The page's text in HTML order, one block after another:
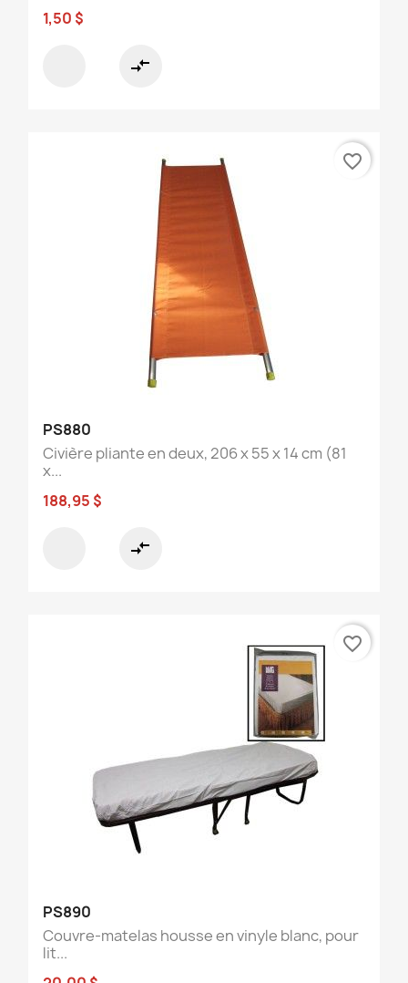
1,50 $
compare_arrows
PS880
Civière pliante en deux, 206 x 55 x 14 cm (81
x...
188,95 $
compare_arrows
favorite_border
PS890
Couvre-matelas housse en vinyle blanc, pour
lit...
favorite_border